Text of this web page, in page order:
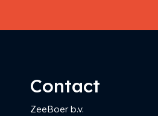
Contact
ZeeBoer b.v.